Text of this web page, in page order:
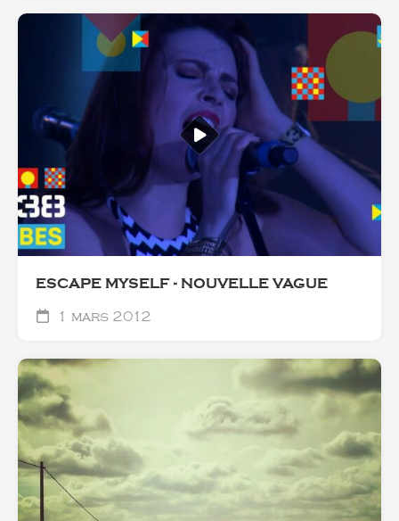
ESCAPE MYSELF - NOUVELLE VAGUE
1 mars 2012